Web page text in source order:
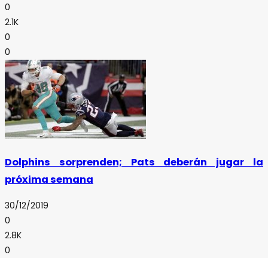
0
2.1K
0
0
Dolphins sorprenden; Pats deberán jugar la
próxima semana
30/12/2019
0
2.8K
0